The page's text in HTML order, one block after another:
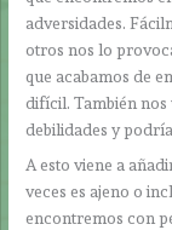
adversidades.
otros nos lo
que acabamos de
difícil. También
debilidades y
A esto viene a
veces es ajeno o
encontremos con